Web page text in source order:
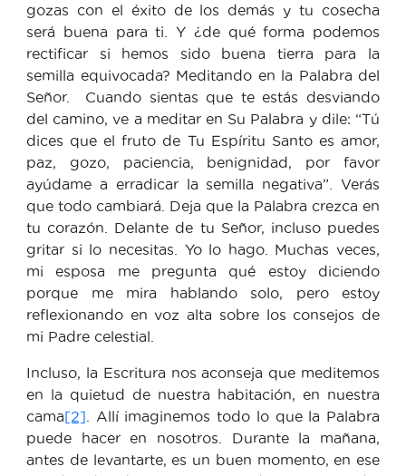
gozas con el éxito de los demás y tu cosecha
será buena para ti. Y ¿de qué forma podemos
rectificar si hemos sido buena tierra para la
semilla equivocada? Meditando en la Palabra del
Señor. Cuando sientas que te estás desviando
del camino, ve a meditar en Su Palabra y dile: “Tú
dices que el fruto de Tu Espíritu Santo es amor,
paz, gozo, paciencia, benignidad, por favor
ayúdame a erradicar la semilla negativa”. Verás
que todo cambiará. Deja que la Palabra crezca en
tu corazón. Delante de tu Señor, incluso puedes
gritar si lo necesitas. Yo lo hago. Muchas veces,
mi esposa me pregunta qué estoy diciendo
porque me mira hablando solo, pero estoy
reflexionando en voz alta sobre los consejos de
mi Padre celestial.
Incluso, la Escritura nos aconseja que meditemos
en la quietud de nuestra habitación, en nuestra
cama[2] . Allí imaginemos todo lo que la Palabra
puede hacer en nosotros. Durante la mañana,
antes de levantarte, es un buen momento, en ese